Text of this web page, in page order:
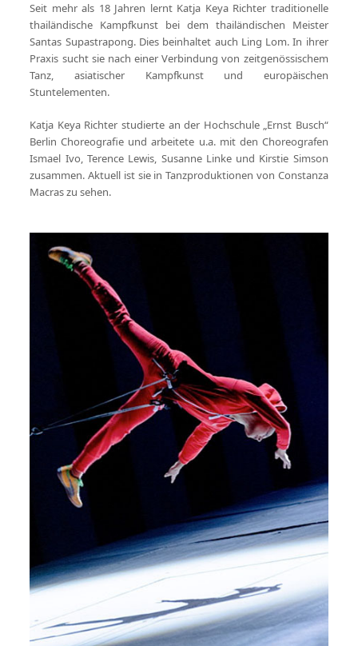
Seit mehr als 18 Jahren lernt Katja Keya Richter traditionelle
thailändische Kampfkunst bei dem thailändischen Meister
Santas Supastrapong. Dies beinhaltet auch Ling Lom. In ihrer
Praxis sucht sie nach einer Verbindung von zeitgenössischem
Tanz, asiatischer Kampfkunst und europäischen
Stuntelementen.
Katja Keya Richter studierte an der Hochschule „Ernst Busch“
Berlin Choreografie und arbeitete u.a. mit den Choreografen
Ismael Ivo, Terence Lewis, Susanne Linke und Kirstie Simson
zusammen. Aktuell ist sie in Tanzproduktionen von Constanza
Macras zu sehen.